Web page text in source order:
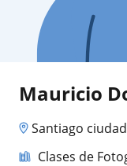
Mauricio
Santiago ciudad
Clases de